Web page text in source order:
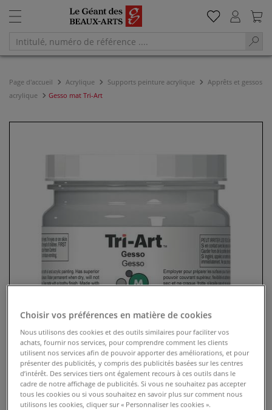
Page d'accueil Acrylique Supports peinture acrylique
Apprêts et gessos
acrylique
Gesso mat Tri-Art
Choisir vos préférences en matière de cookies
Nous utilisons des cookies et des outils similaires pour faciliter vos
achats, fournir nos services, pour comprendre comment les clients
utilisent nos services afin de pouvoir apporter des améliorations, et pour
présenter des publicités, y compris des publicités basées sur les centres
d’intérêt. Des services tiers ont également recours à ces outils dans le
cadre de notre affichage de publicités. Si vous ne souhaitez pas accepter
tous les cookies ou si vous souhaitez en savoir plus sur comment nous
utilisons les cookies, cliquer sur « Personnaliser les cookies ».